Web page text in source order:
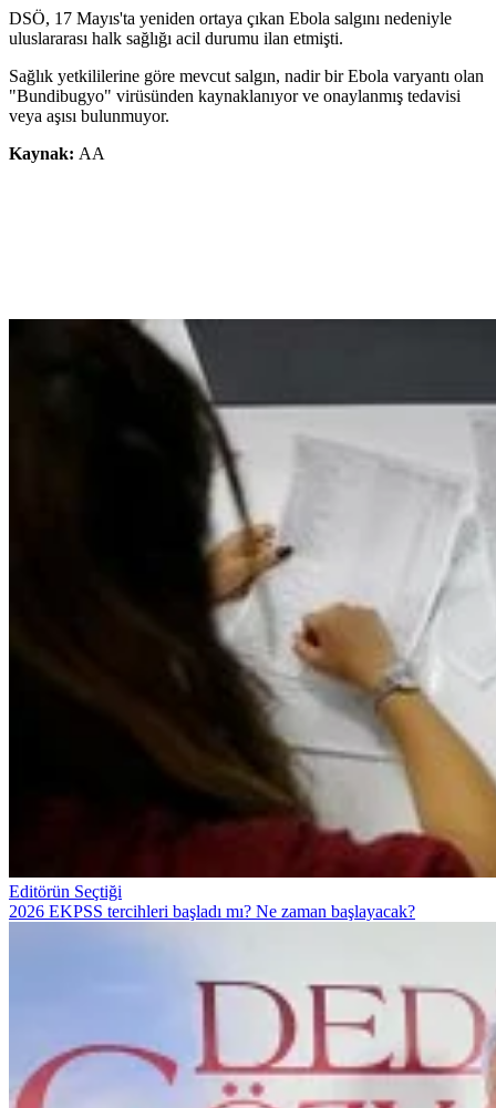
DSÖ, 17 Mayıs'ta yeniden ortaya çıkan Ebola salgını nedeniyle
uluslararası halk sağlığı acil durumu ilan etmişti.
Sağlık yetkililerine göre mevcut salgın, nadir bir Ebola varyantı olan
"Bundibugyo" virüsünden kaynaklanıyor ve onaylanmış tedavisi
veya aşısı bulunmuyor.
Kaynak: AA
Editörün Seçtiği
2026 EKPSS tercihleri başladı mı? Ne zaman başlayacak?